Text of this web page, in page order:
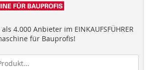
4.000 Anbieter im EINKAUFSFÜHRER
für Bauprofis!